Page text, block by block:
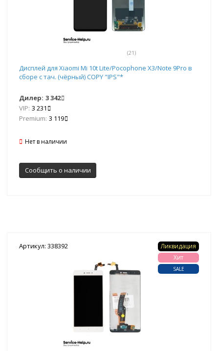
(21)
Дисплей для Xiaomi Mi 10t Lite/Pocophone X3/Note 9Pro в
сборе с тач. (чёрный) COPY "IPS"*
Дилер: 3 342
VIP: 3 231
Premium: 3 119
Нет в наличии
Сообщить о наличии
Артикул: 338392
Ликвидация
Хит
SALE